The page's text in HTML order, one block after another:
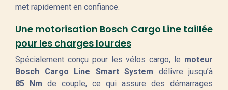
met rapidement en confiance.
Une motorisation Bosch Cargo Line taillée
pour les charges lourdes
Spécialement conçu pour les vélos cargo, le moteur
Bosch Cargo Line Smart System délivre jusqu’à
85 Nm de couple, ce qui assure des démarrages